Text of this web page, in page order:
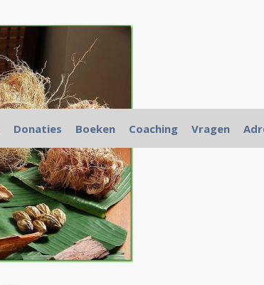
Donaties Boeken Coaching Vragen